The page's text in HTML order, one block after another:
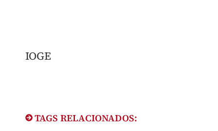
IOGE
TAGS RELACIONADOS: